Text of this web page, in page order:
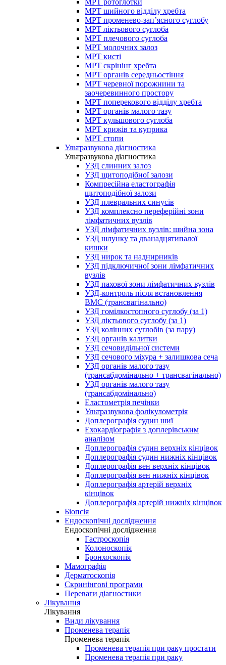
МРТ ротоглотки
МРТ шийного відділу хребта
МРТ променево-зап’ясного суглобу
МРТ ліктьового суглоба
МРТ плечового суглоба
МРТ молочних залоз
МРТ кисті
МРТ скрінінг хребта
МРТ органів середньостіння
МРТ черевної порожнини та
заочеревинного простору
МРТ поперекового відділу хребта
МРТ органів малого тазу
МРТ кульшового суглоба
МРТ крижів та куприка
МРТ стопи
Ультразвукова діагностика
Ультразвукова діагностика
УЗД слинних залоз
УЗД щитоподібної залози
Компресійна еластографія
щитоподібної залози
УЗД плевральних синусів
УЗД комплексно переферійні зони
лімфатичних вузлів
УЗД лімфатичних вузлів: шийна зона
УЗД шлунку та дванадцятипалої
кишки
УЗД нирок та наднирників
УЗД підключичної зони лімфатичних
вузлів
УЗД пахової зони лімфатичних вузлів
УЗД-контроль після встановлення
ВМС (трансвагінально)
УЗД гомілкостопного суглобу (за 1)
УЗД ліктьового суглобу (за 1)
УЗД колінних суглобів (за пару)
УЗД органів калитки
УЗД сечовидільної системи
УЗД сечового міхура + залишкова сеча
УЗД органів малого тазу
(трансабдомінально + трансвагінально)
УЗД органів малого тазу
(трансабдомінально)
Еластометрія печінки
Ультразвукова фолікулометрія
Доплерографія судин шиї
Ехокардіографія з доплерівським
аналізом
Доплерографія судин верхніх кінцівок
Доплерографія судин нижніх кінцівок
Доплерографія вен верхніх кінцівок
Доплерографія вен нижніх кінцівок
Доплерографія артерій верхніх
кінцівок
Доплерографія артерій нижніх кінцівок
Біопсія
Ендоскопічні дослідження
Ендоскопічні дослідження
Гастроскопія
Колоноскопія
Бронхоскопія
Мамографія
Дерматоскопія
Скринінгові програми
Переваги діагностики
Лікування
Лікування
Види лікування
Променева терапія
Променева терапія
Променева терапія при раку простати
Променева терапія при раку